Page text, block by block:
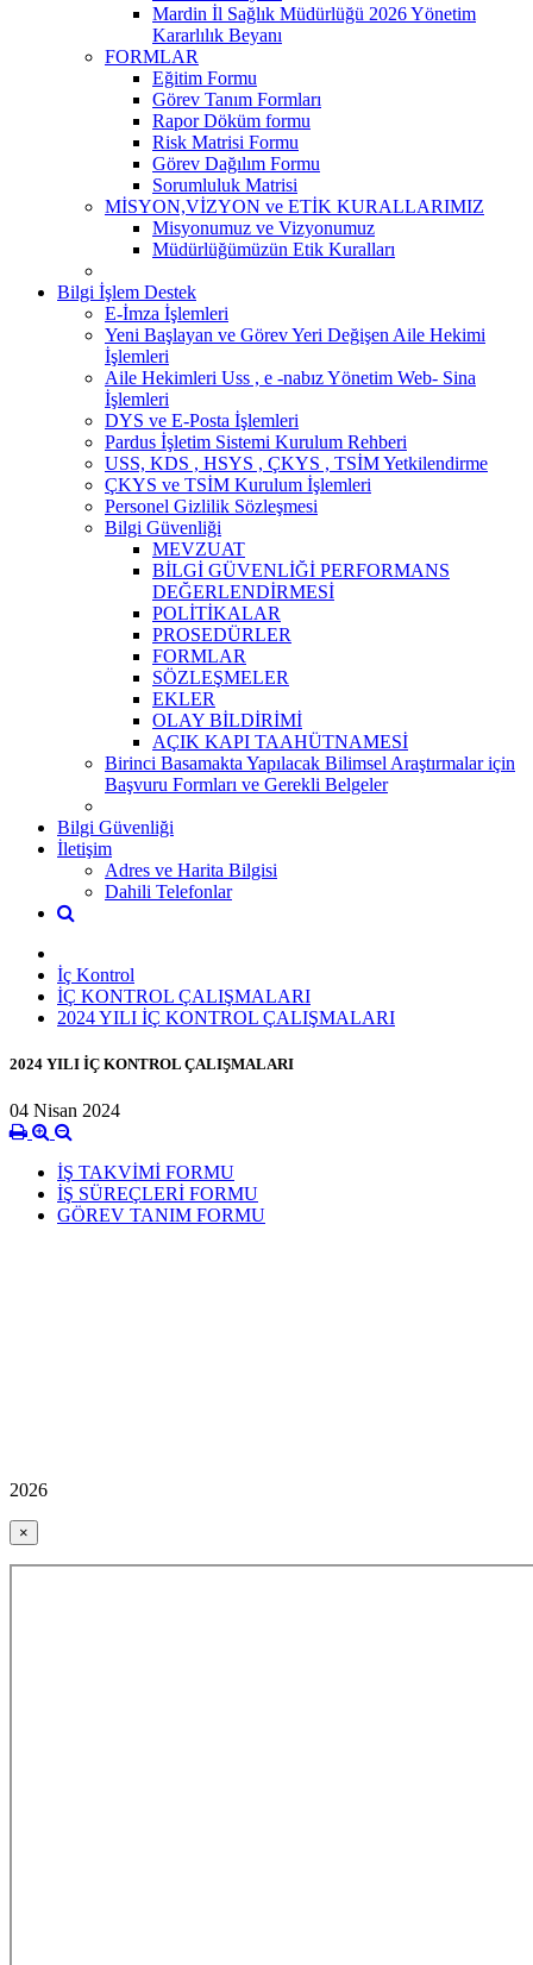
Mardin İl Sağlık Müdürlüğü 2026 Yönetim
Kararlılık Beyanı
FORMLAR
Eğitim Formu
Görev Tanım Formları
Rapor Döküm formu
Risk Matrisi Formu
Görev Dağılım Formu
Sorumluluk Matrisi
MİSYON,VİZYON ve ETİK KURALLARIMIZ
Misyonumuz ve Vizyonumuz
Müdürlüğümüzün Etik Kuralları
Bilgi İşlem Destek
E-İmza İşlemleri
Yeni Başlayan ve Görev Yeri Değişen Aile Hekimi
İşlemleri
Aile Hekimleri Uss , e -nabız Yönetim Web- Sina
İşlemleri
DYS ve E-Posta İşlemleri
Pardus İşletim Sistemi Kurulum Rehberi
USS, KDS , HSYS , ÇKYS , TSİM Yetkilendirme
ÇKYS ve TSİM Kurulum İşlemleri
Personel Gizlilik Sözleşmesi
Bilgi Güvenliği
MEVZUAT
BİLGİ GÜVENLİĞİ PERFORMANS
DEĞERLENDİRMESİ
POLİTİKALAR
PROSEDÜRLER
FORMLAR
SÖZLEŞMELER
EKLER
OLAY BİLDİRİMİ
AÇIK KAPI TAAHÜTNAMESİ
Birinci Basamakta Yapılacak Bilimsel Araştırmalar için
Başvuru Formları ve Gerekli Belgeler
Bilgi Güvenliği
İletişim
Adres ve Harita Bilgisi
Dahili Telefonlar
İç Kontrol
İÇ KONTROL ÇALIŞMALARI
2024 YILI İÇ KONTROL ÇALIŞMALARI
2024 YILI İÇ KONTROL ÇALIŞMALARI
04 Nisan 2024
İŞ TAKVİMİ FORMU
İŞ SÜREÇLERİ FORMU
GÖREV TANIM FORMU
2026
×